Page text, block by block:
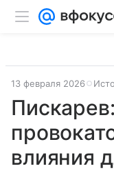
13 февраля 2026
влияния